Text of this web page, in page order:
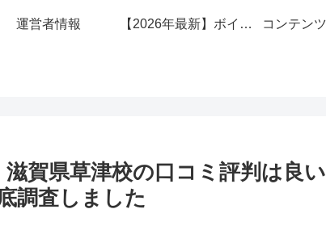
運営者情報 【2026年最新】ボイトレ教室安くておすすめ10選！
賀県草津校の口コミ評判は良い
調査しました